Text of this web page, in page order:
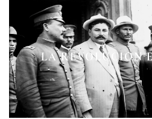
LA REVOLUCIÓN
LA TRÁGICA
ZAPATISTA